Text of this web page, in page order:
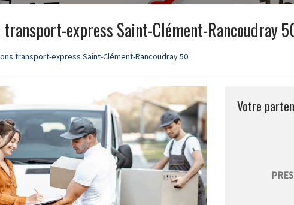
express Saint-Clément-Rancoudray
transport-express Saint-Clément-Rancoudray 50
Votre